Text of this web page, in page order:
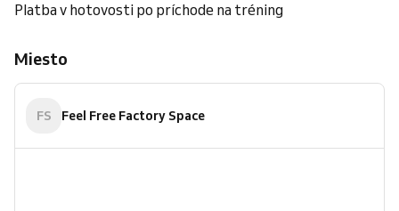
Platba v hotovosti po príchode na tréning
Miesto
FS Feel Free Factory Space